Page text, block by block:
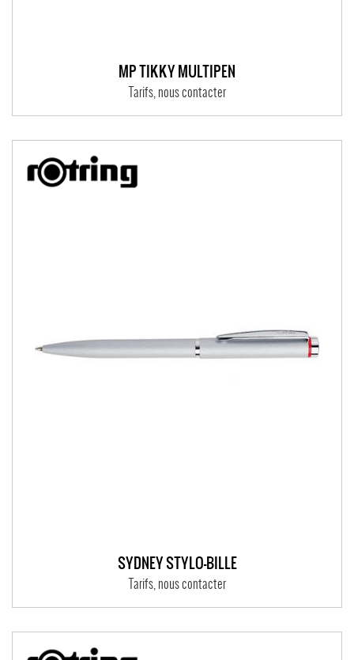
MP TIKKY MULTIPEN
Tarifs, nous contacter
SYDNEY STYLO-BILLE
Tarifs, nous contacter